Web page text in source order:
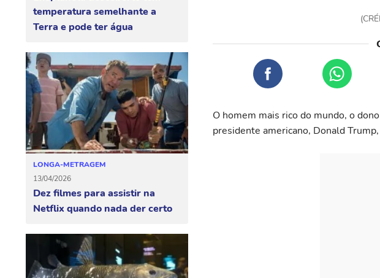
temperatura semelhante a
Terra e pode ter água
LONGA-METRAGEM
13/04/2026
Dez filmes para assistir na
Netflix quando nada der certo
O homem mais rico do mundo, o
presidente americano, Donald